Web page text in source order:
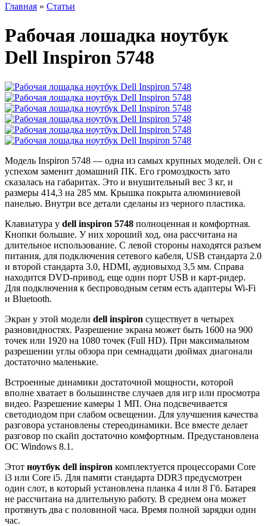
Главная » Статьи
Рабочая лошадка ноутбук
Dell Inspiron 5748
Модель Inspiron 5748 — одна из самых крупных моделей. Он с
успехом заменит домашний ПК. Его громоздкость зато
сказалась на габаритах. Это и внушительный вес 3 кг, и
размеры 414,3 на 285 мм. Крышка покрыта алюминиевой
панелью. Внутри все детали сделаны из черного пластика.
Клавиатура у dell inspiron 5748 полноценная и комфортная.
Кнопки большие. У них хороший ход, она рассчитана на
длительное использование. С левой стороны находятся разъем
питания, для подключения сетевого кабеля, USB стандарта 2.0
и второй стандарта 3.0, HDMI, аудиовыход 3,5 мм. Справа
находится DVD-привод, еще один порт USB и карт-ридер.
Для подключения к беспроводным сетям есть адаптеры Wi-Fi
и Bluetooth.
Экран у этой модели dell inspiron существует в четырех
разновидностях. Разрешение экрана может быть 1600 на 900
точек или 1920 на 1080 точек (Full HD). При максимальном
разрешении углы обзора при семнадцати дюймах диагонали
достаточно маленькие.
Встроенные динамики достаточной мощности, которой
вполне хватает в большинстве случаев для игр или просмотра
видео. Разрешение камеры 1 МП. Она подсвечивается
светодиодом при слабом освещении. Для улучшения качества
разговора установлены стереодинамики. Все вместе делает
разговор по скайп достаточно комфортным. Предустановлена
ОС Windows 8.1.
Этот ноутбук dell inspiron комплектуется процессорами Core
i3 или Core i5. Для памяти стандарта DDR3 предусмотрен
один слот, в который установлена планка 4 или 8 Гб. Батарея
не рассчитана на длительную работу. В среднем она может
протянуть два с половиной часа. Время полной зарядки один
час.